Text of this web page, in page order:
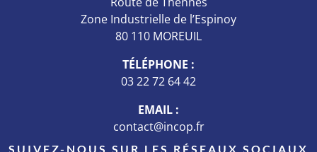
Zone Industrielle de l’Espinoy
80 110 MOREUIL
TÉLÉPHONE :
03 22 72 64 42
EMAIL :
contact@incop.fr
SUIVEZ-NOUS SUR LES RÉSEAUX SOCIAUX